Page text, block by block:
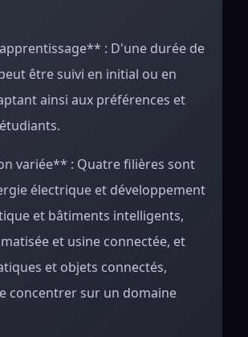
: D'une durée de
être suivi en initial ou en
ainsi aux préférences et
variée** : Quatre filières sont
électrique et développement
et bâtiments intelligents,
et usine connectée, et
et objets connectés,
concentrer sur un domaine